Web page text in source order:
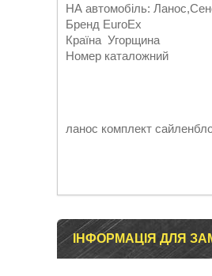
НА автомобіль:
Бренд EuroEx
Країна Угорщина
Номер каталожний
ланос комплект
ІНФОРМАЦІЯ ДЛЯ